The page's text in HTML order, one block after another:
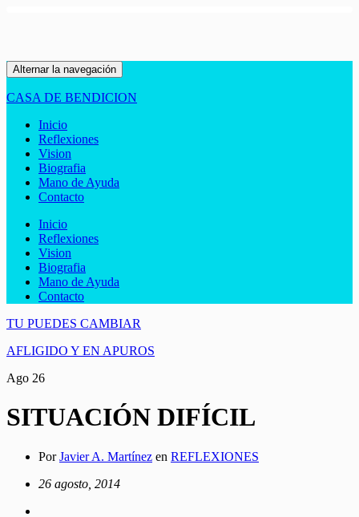
Alternar la navegación
CASA DE BENDICION
Inicio
Reflexiones
Vision
Biografia
Mano de Ayuda
Contacto
Inicio
Reflexiones
Vision
Biografia
Mano de Ayuda
Contacto
TU PUEDES CAMBIAR
AFLIGIDO Y EN APUROS
Ago 26
SITUACIÓN DIFÍCIL
PorJavier A. Martínez en REFLEXIONES
26 agosto, 2014